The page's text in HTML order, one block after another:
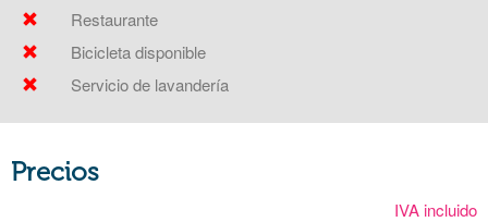
Restaurante
Bicicleta disponible
Servicio de lavandería
Precios
IVA incluido